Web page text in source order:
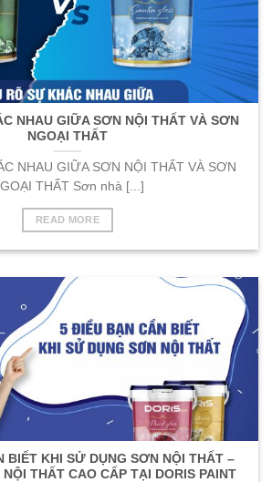
NHAU GIỮA SƠN NỘI THẤT VÀ SƠN
NGOẠI THẤT
NHAU GIỮA SƠN NỘI THẤT VÀ SƠN
THẤT Sơn nhà [...]
READ MORE
BIẾT KHI SỬ DỤNG SƠN NỘI THẤT –
THẤT CAO CẤP TẠI DORIS PAINT